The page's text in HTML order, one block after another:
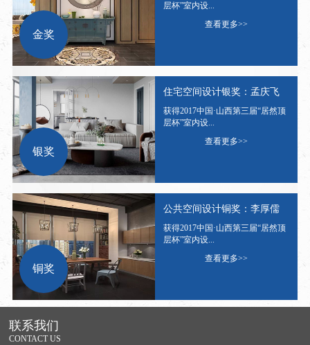
金奖
层杯”室内设...
查看更多>>
银奖
住宅空间设计银奖：孟庆飞
获得2017中国·山西第三届“居然顶
层杯”室内设...
查看更多>>
铜奖
公共空间设计铜奖：李厚儒
获得2017中国·山西第三届“居然顶
层杯”室内设...
查看更多>>
联系我们
CONTACT US